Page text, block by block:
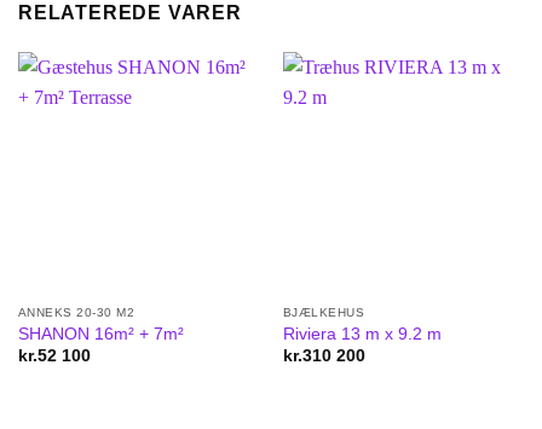
RELATEREDE VARER
ANNEKS 20-30 M2
SHANON 16m² + 7m²
kr.52 100
BJÆLKEHUS
Riviera 13 m x 9.2 m
kr.310 200